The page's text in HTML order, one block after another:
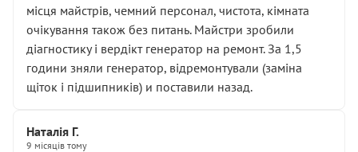
місця майстрів, чемний персонал, чистота, кімната
очікування також без питань. Майстри зробили
діагностику і вердікт генератор на ремонт. За 1,5
години зняли генератор, відремонтували (заміна
щіток і підшипників) и поставили назад.
Наталія Г.
9 місяців тому